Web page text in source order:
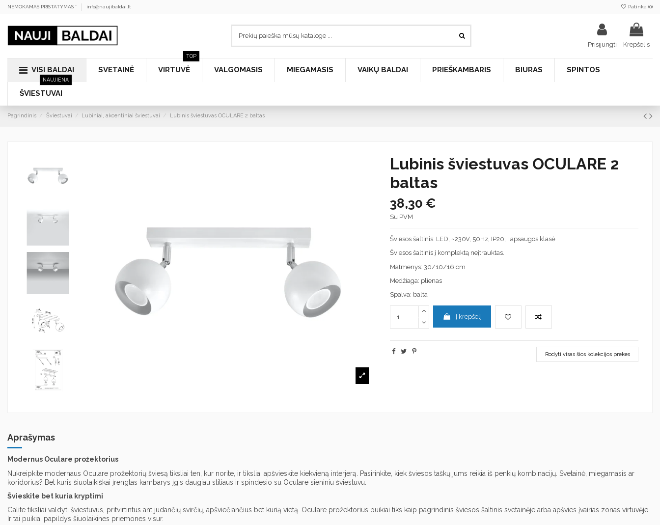
NEMOKAMAS PRISTATYMAS * info@naujibaldai.lt Patinka (0)
Prisijungti Krepšelis
VISI BALDAI SVETAINĖ VIRTUVĖ
TOP
VALGOMASIS MIEGAMASIS VAIKŲ BALDAI PRIEŠKAMBARIS BIURAS SPINTOS
ŠVIESTUVAI
NAUJIENA
Pagrindinis Šviestuvai Lubiniai, akcentiniai šviestuvai Lubinis šviestuvas OCULARE 2 baltas
Lubinis šviestuvas OCULARE 2
baltas
38,30 €
Su PVM
Šviesos šaltinis: LED, ~230V, 50Hz, IP20, I apsaugos klasė
Šviesos šaltinis į komplektą neįtrauktas.
Matmenys: 30/10/16 cm
Medžiaga: plienas
Spalva: balta
Į krepšelį
Rodyti visas šios kolekcijos prekes
Aprašymas
Modernus Oculare prožektorius
Nukreipkite modernaus Oculare prožektorių šviesą tiksliai ten, kur norite, ir tiksliai apšvieskite kiekvieną interjerą. Pasirinkite, kiek šviesos taškų jums reikia iš penkių kombinacijų. Svetainė, miegamasis ar
koridorius? Bet kuris šiuolaikiškai įrengtas kambarys įgis daugiau stiliaus ir spindesio su Oculare sieniniu šviestuvu.
Švieskite bet kuria kryptimi
Galite tiksliai valdyti šviestuvus, pritvirtintus ant judančių svirčių, apšviečiančius bet kurią vietą. Oculare prožektorius puikiai tiks kaip pagrindinis šviesos šaltinis svetainėje arba apšvies įvairias zonas virtuvėje.
Ir tai puikiai papildys šiuolaikines priemones visur.